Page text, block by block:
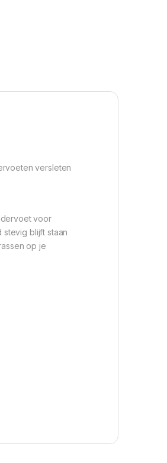
versleten
voor
blijft staan
op je